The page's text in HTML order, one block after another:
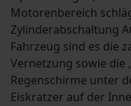
Motorenbereich
Zylinderabschaltung
Fahrzeug sind es die
Vernetzung sowie die
Regenschirme unter
Eiskratzer auf der